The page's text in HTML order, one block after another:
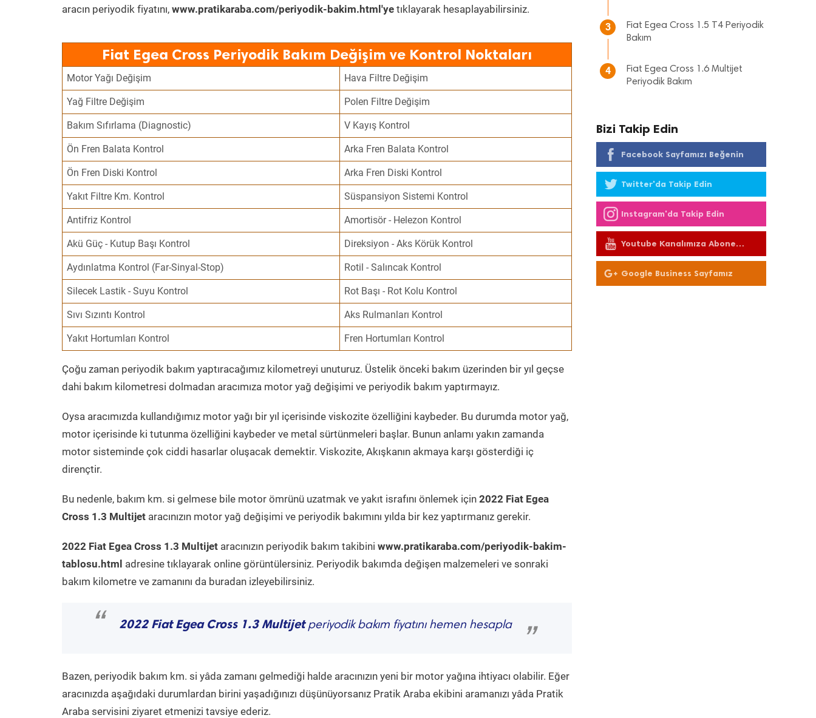
aracın periyodik fiyatını, www.pratikaraba.com/periyodik-bakim.html'ye tıklayarak hesaplayabilirsiniz.
Fiat Egea Cross Periyodik Bakım Değişim ve Kontrol Noktaları
Motor Yağı Değişim Hava Filtre Değişim
Yağ Filtre Değişim Polen Filtre Değişim
Bakım Sıfırlama (Diagnostic) V Kayış Kontrol
Ön Fren Balata Kontrol Arka Fren Balata Kontrol
Ön Fren Diski Kontrol Arka Fren Diski Kontrol
Yakıt Filtre Km. Kontrol Süspansiyon Sistemi Kontrol
Antifriz Kontrol Amortisör - Helezon Kontrol
Akü Güç - Kutup Başı Kontrol Direksiyon - Aks Körük Kontrol
Aydınlatma Kontrol (Far-Sinyal-Stop) Rotil - Salıncak Kontrol
Silecek Lastik - Suyu Kontrol Rot Başı - Rot Kolu Kontrol
Sıvı Sızıntı Kontrol Aks Rulmanları Kontrol
Yakıt Hortumları Kontrol Fren Hortumları Kontrol
Çoğu zaman periyodik bakım yaptıracağımız kilometreyi unuturuz. Üstelik önceki bakım üzerinden bir yıl geçse
dahi bakım kilometresi dolmadan aracımıza motor yağ değişimi ve periyodik bakım yaptırmayız.
Oysa aracımızda kullandığımız motor yağı bir yıl içerisinde viskozite özelliğini kaybeder. Bu durumda motor yağ,
motor içerisinde ki tutunma özelliğini kaybeder ve metal sürtünmeleri başlar. Bunun anlamı yakın zamanda
motor sisteminde çok ciddi hasarlar oluşacak demektir. Viskozite, Akışkanın akmaya karşı gösterdiği iç
dirençtir.
Bu nedenle, bakım km. si gelmese bile motor ömrünü uzatmak ve yakıt israfını önlemek için 2022 Fiat Egea
Cross 1.3 Multijet aracınızın motor yağ değişimi ve periyodik bakımını yılda bir kez yaptırmanız gerekir.
2022 Fiat Egea Cross 1.3 Multijet aracınızın periyodik bakım takibini www.pratikaraba.com/periyodik-bakim-
tablosu.html adresine tıklayarak online görüntülersiniz. Periyodik bakımda değişen malzemeleri ve sonraki
bakım kilometre ve zamanını da buradan izleyebilirsiniz.
“ 2022 Fiat Egea Cross 1.3 Multijetperiyodik bakım fiyatını hemen hesapla
”
Bazen, periyodik bakım km. si yâda zamanı gelmediği halde aracınızın yeni bir motor yağına ihtiyacı olabilir. Eğer
aracınızda aşağıdaki durumlardan birini yaşadığınızı düşünüyorsanız Pratik Araba ekibini aramanızı yâda Pratik
Araba servisini ziyaret etmenizi tavsiye ederiz.
3
Fiat Egea Cross 1.5 T4 Periyodik
Bakım
4
Fiat Egea Cross 1.6 Multijet
Periyodik Bakım
Bizi Takip Edin
Facebook Sayfamızı Beğenin
Twitter'da Takip Edin
Instagram'da Takip Edin
Youtube Kanalımıza Abone
Olun
Google Business Sayfamız